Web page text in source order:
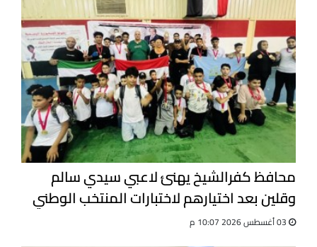
محافظ كفرالشيخ يهنئ لاعبي سيدي سالم
وقلين بعد اختيارهم لاختبارات المنتخب الوطني
للجيت كونى دو